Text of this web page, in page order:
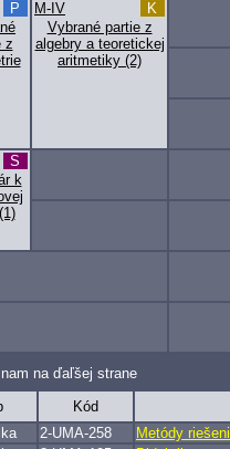
z
P
Vybrané partie z
algebry a teoretickej
aritmetiky (2)
M-IV K
k
S
na ďaľšej strane
Kód
2-UMA-258 Metódy